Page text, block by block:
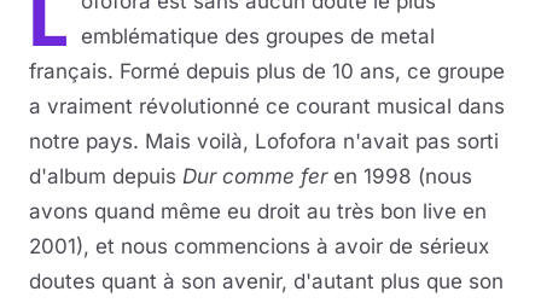
L
emblématique des groupes de metal
français. Formé depuis plus de 10 ans, ce groupe
a vraiment révolutionné ce courant musical dans
notre pays. Mais voilà, Lofofora n'avait pas sorti
d'album depuis Dur comme feren 1998 (nous
avons quand même eu droit au très bon live en
2001), et nous commencions à avoir de sérieux
doutes quant à son avenir, d'autant plus que son